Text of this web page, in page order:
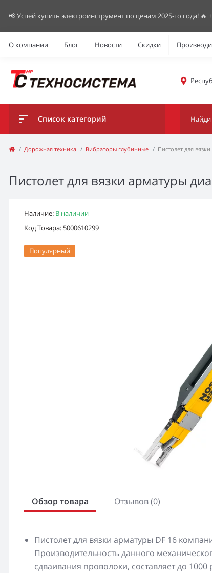
📢 Успей купить электроинструмент по ценам 2025-го года! 🔥
О компании Блог Новости Скидки
Список категорий
Дорожная техника Вибраторы глубинные Пистолет для
Пистолет для вязки арматуры
Наличие: В наличии
Код Товара: 5000610299
Популярный
Обзор товара Отзывов (0)
Пистолет для вязки арматуры DF 16
Производительность данного
сдваивания проволоки, составляет до